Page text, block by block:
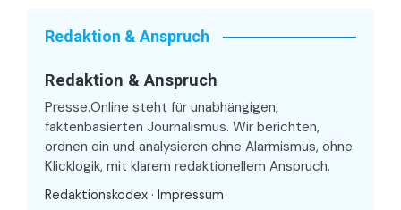
Redaktion & Anspruch
Redaktion & Anspruch
Presse.Online steht für unabhängigen,
faktenbasierten Journalismus. Wir berichten,
ordnen ein und analysieren ohne Alarmismus, ohne
Klicklogik, mit klarem redaktionellem Anspruch.
Redaktionskodex · Impressum